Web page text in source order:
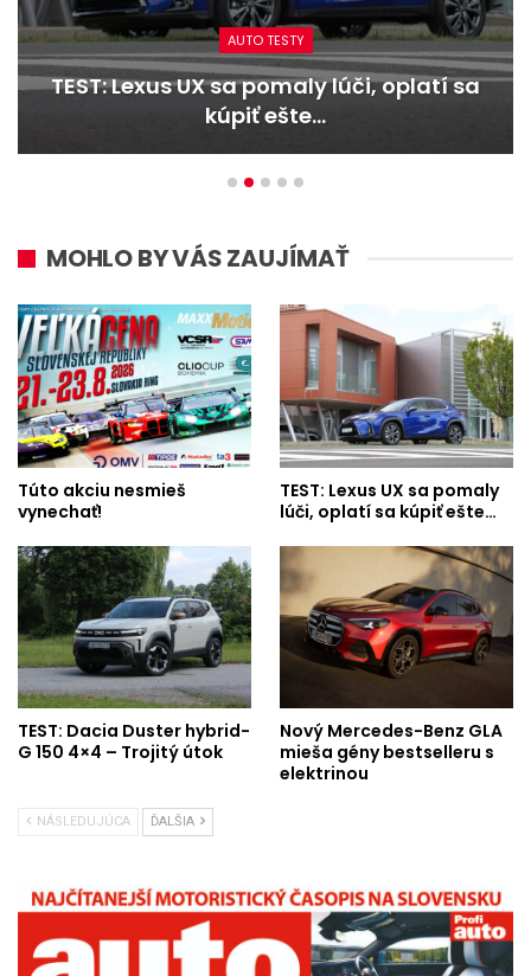
AUTO TESTY
TEST: Lexus UX sa pomaly lúči, oplatí sa
kúpiť ešte…
MOHLO BY VÁS ZAUJÍMAŤ
Túto akciu nesmieš
vynechať!
TEST: Lexus UX sa pomaly
lúči, oplatí sa kúpiť ešte…
TEST: Dacia Duster hybrid-
G 150 4×4 – Trojitý útok
Nový Mercedes-Benz GLA
mieša gény bestselleru s
elektrinou
NÁSLEDUJÚCA ĎALŠIA